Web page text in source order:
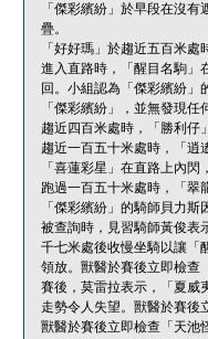
「傑彩繽紛」於早段在沒
疊。
「好好瑪」於趨近五百米
進入直路時，「醒目名駒」
回。小組認為「傑彩繽紛」
「傑彩繽紛」，並無發現任
趨近四百米處時，「勝利仔
趨近一百五十米處時，「逍
「喜蓮彩星」在直路上內
跑過一百五十米處時，「翠
「傑彩繽紛」的騎師貝力斯
被查詢時，見習騎師黃俊表
千七米處後收慢坐騎以讓「
領放。獸醫於賽後立即檢查
賽後，莫雷拉表示，「夏威
走勢令人失望。獸醫於賽後
獸醫於賽後立即檢查「天池